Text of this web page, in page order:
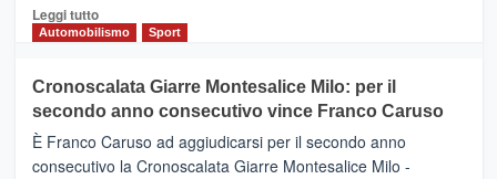
Gusto,
il
tra
sapori
vicoli
medievali
Leggi tuttoLeggi
di
Mondello
(Palermo)
–
“E
Automobilismo Sport
Cronoscalata Giarre Montesalice Milo: per il
secondo anno consecutivo vince Franco Caruso
È Franco Caruso ad aggiudicarsi per il secondo anno
consecutivo la Cronoscalata Giarre Montesalice Milo -